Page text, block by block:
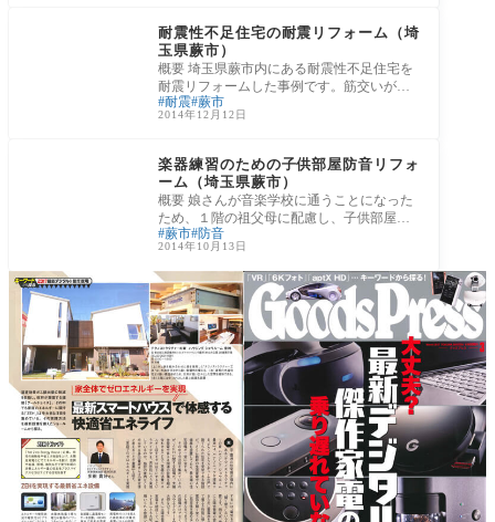
耐震性不足住宅の耐震リフォーム（埼
玉県蕨市）
概要 埼玉県蕨市内にある耐震性不足住宅を
耐震リフォームした事例です。筋交いが一
本しかなかったり、途中で途切れているな
ど耐
耐震 蕨市
2014年12月12日
楽器練習のための子供部屋防音リフォ
ーム（埼玉県蕨市）
概要 娘さんが音楽学校に通うことになった
ため、１階の祖父母に配慮し、子供部屋を
防音＋断熱リフォームをした埼玉県蕨市の
事例
蕨市 防音
2014年10月13日